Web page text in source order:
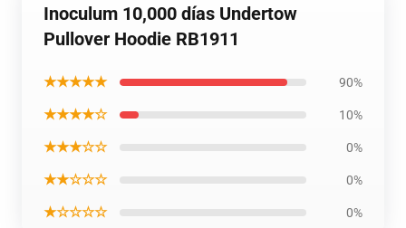
Inoculum 10,000 días Undertow
Pullover Hoodie RB1911
★★★★★ 90%
★★★★☆ 10%
★★★☆☆ 0%
★★☆☆☆ 0%
★☆☆☆☆ 0%